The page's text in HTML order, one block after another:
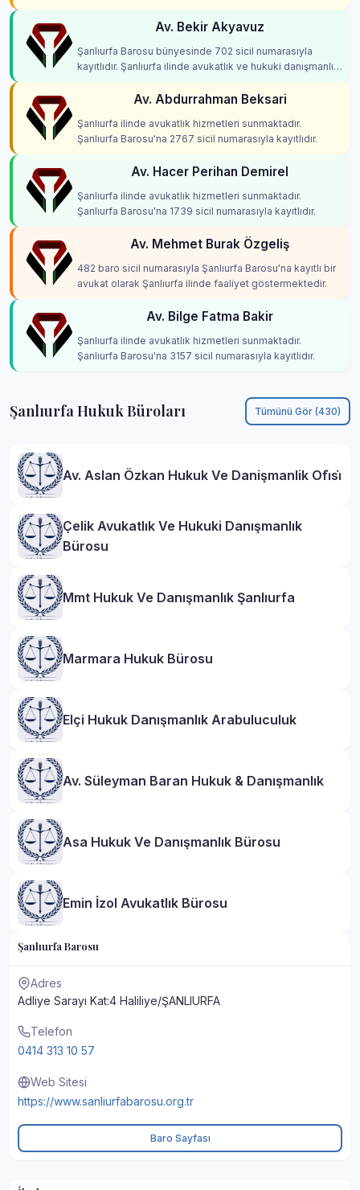
Şanlıurfa Barosu
Adres
Adliye Sarayı Kat:4 Haliliye/ŞANLIURFA
Telefon
0414 313 10 57
Web Sitesi
https://www.sanliurfabarosu.org.tr
Baro Sayfası
Av. Bekir Akyavuz
Şanlıurfa Barosu bünyesinde 702 sicil numarasıyla
kayıtlıdır. Şanlıurfa ilinde avukatlık ve hukuki danışmanlık
Av. Abdurrahman Beksari
Şanlıurfa ilinde avukatlık hizmetleri sunmaktadır.
Şanlıurfa Barosu'na 2767 sicil numarasıyla kayıtlıdır.
Av. Hacer Perihan Demirel
Şanlıurfa ilinde avukatlık hizmetleri sunmaktadır.
Şanlıurfa Barosu'na 1739 sicil numarasıyla kayıtlıdır.
Av. Mehmet Burak Özgeliş
482 baro sicil numarasıyla Şanlıurfa Barosu'na kayıtlı bir
avukat olarak Şanlıurfa ilinde faaliyet göstermektedir.
Av. Bilge Fatma Bakir
Şanlıurfa ilinde avukatlık hizmetleri sunmaktadır.
Şanlıurfa Barosu'na 3157 sicil numarasıyla kayıtlıdır.
Şanlıurfa Hukuk Büroları Tümünü Gör (430)
Av. Aslan Özkan Hukuk Ve Danişmanlik Ofi̇si̇
Çelik Avukatlık Ve Hukuki Danışmanlık
Bürosu
Mmt Hukuk Ve Danışmanlık Şanlıurfa
Marmara Hukuk Bürosu
Elçi Hukuk Danışmanlık Arabuluculuk
Av. Süleyman Baran Hukuk & Danışmanlık
Asa Hukuk Ve Danışmanlık Bürosu
Emin İzol Avukatlık Bürosu